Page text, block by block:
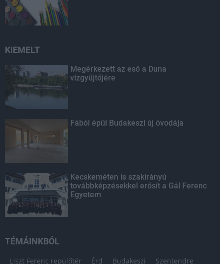
KIEMELT
Megérkezett az eső a Duna
vízgyűjtőjére
Fából épül Budakeszi új óvodája
Kecskeméten is szakirányú
továbbképzésekkel erősít a Gál Ferenc
Egyetem
TÉMÁINKBÓL
Liszt Ferenc repülőtér Érd Budakeszi Szentendre